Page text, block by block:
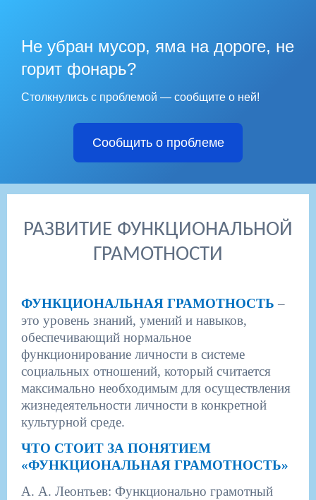
Не убран мусор, яма на дороге, не
горит фонарь?
Столкнулись с проблемой — сообщите о ней!
Сообщить о проблеме
РАЗВИТИЕ ФУНКЦИОНАЛЬНОЙ
ГРАМОТНОСТИ
ФУНКЦИОНАЛЬНАЯ ГРАМОТНОСТЬ –
это уровень знаний, умений и навыков,
обеспечивающий нормальное
функционирование личности в системе
социальных отношений, который считается
максимально необходимым для осуществления
жизнедеятельности личности в конкретной
культурной среде.
ЧТО СТОИТ ЗА ПОНЯТИЕМ
«ФУНКЦИОНАЛЬНАЯ ГРАМОТНОСТЬ»
А. А. Леонтьев: Функционально грамотный